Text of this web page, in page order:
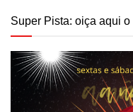
Super Pista: oiça aqui